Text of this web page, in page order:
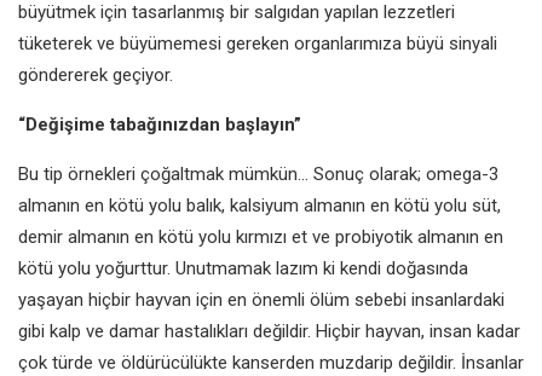
büyütmek için tasarlanmış bir salgıdan yapılan lezzetleri
tüketerek ve büyümemesi gereken organlarımıza büyü sinyali
göndererek geçiyor.
“Değişime tabağınızdan başlayın”
Bu tip örnekleri çoğaltmak mümkün... Sonuç olarak; omega-3
almanın en kötü yolu balık, kalsiyum almanın en kötü yolu süt,
demir almanın en kötü yolu kırmızı et ve probiyotik almanın en
kötü yolu yoğurttur. Unutmamak lazım ki kendi doğasında
yaşayan hiçbir hayvan için en önemli ölüm sebebi insanlardaki
gibi kalp ve damar hastalıkları değildir. Hiçbir hayvan, insan kadar
çok türde ve öldürücülükte kanserden muzdarip değildir. İnsanlar